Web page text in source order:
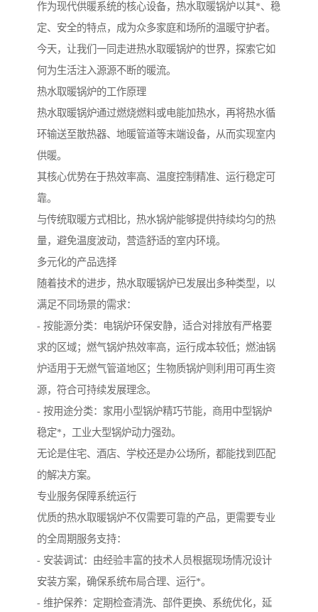
作为现代供暖系统的核心设备，热水取暖锅炉以其*、稳
定、安全的特点，成为众多家庭和场所的温暖守护者。
今天，让我们一同走进热水取暖锅炉的世界，探索它如
何为生活注入源源不断的暖流。
热水取暖锅炉的工作原理
热水取暖锅炉通过燃烧燃料或电能加热水，再将热水循
环输送至散热器、地暖管道等末端设备，从而实现室内
供暖。
其核心优势在于热效率高、温度控制精准、运行稳定可
靠。
与传统取暖方式相比，热水锅炉能够提供持续均匀的热
量，避免温度波动，营造舒适的室内环境。
多元化的产品选择
随着技术的进步，热水取暖锅炉已发展出多种类型，以
满足不同场景的需求：
- 按能源分类：电锅炉环保安静，适合对排放有严格要
求的区域；燃气锅炉热效率高，运行成本较低；燃油锅
炉适用于无燃气管道地区；生物质锅炉则利用可再生资
源，符合可持续发展理念。
- 按用途分类：家用小型锅炉精巧节能，商用中型锅炉
稳定*，工业大型锅炉动力强劲。
无论是住宅、酒店、学校还是办公场所，都能找到匹配
的解决方案。
专业服务保障系统运行
优质的热水取暖锅炉不仅需要可靠的产品，更需要专业
的全周期服务支持：
- 安装调试：由经验丰富的技术人员根据现场情况设计
安装方案，确保系统布局合理、运行*。
- 维护保养：定期检查清洗、部件更换、系统优化，延